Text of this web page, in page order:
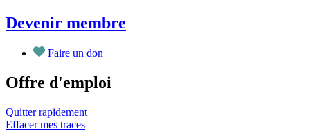
Aller
au
contenu
Devenir membre
Faire un don
Offre d'emploi
Quitter rapidement
Effacer mes traces